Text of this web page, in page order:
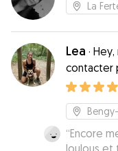
La
Lea · Hey,
contacter
de vos
“Encore
loulous et